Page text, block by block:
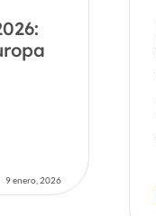
9 enero, 2026